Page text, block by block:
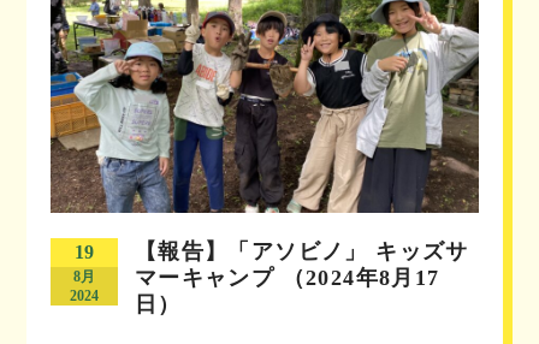
19
8月
2024
【報告】「アソビノ」 キッズサ
マーキャンプ （2024年8月17
日）